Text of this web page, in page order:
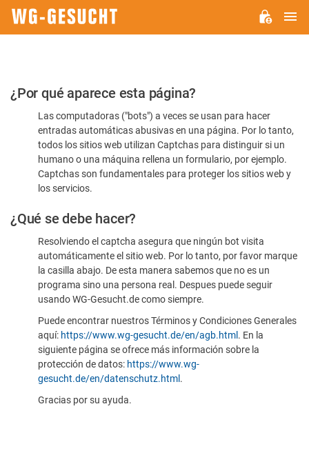
Por
favor,
confirme
humano
¿Por qué aparece esta página?
Las computadoras ("bots") a veces se usan para hacer
entradas automáticas abusivas en una página. Por lo tanto,
todos los sitios web utilizan Captchas para distinguir si un
humano o una máquina rellena un formulario, por ejemplo.
Captchas son fundamentales para proteger los sitios web y
los servicios.
¿Qué se debe hacer?
Resolviendo el captcha asegura que ningún bot visita
automáticamente el sitio web. Por lo tanto, por favor marque
la casilla abajo. De esta manera sabemos que no es un
programa sino una persona real. Despues puede seguir
usando WG-Gesucht.de como siempre.
Puede encontrar nuestros Términos y Condiciones Generales
aquí: https://www.wg-gesucht.de/en/agb.html . En la
siguiente página se ofrece más información sobre la
protección de datos: https://www.wg-
gesucht.de/en/datenschutz.html .
Gracias por su ayuda.